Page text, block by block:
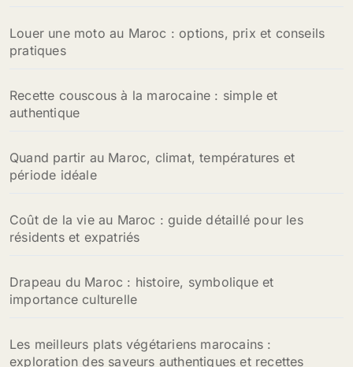
Louer une moto au Maroc : options, prix et conseils
pratiques
Recette couscous à la marocaine : simple et
authentique
Quand partir au Maroc, climat, températures et
période idéale
Coût de la vie au Maroc : guide détaillé pour les
résidents et expatriés
Drapeau du Maroc : histoire, symbolique et
importance culturelle
Les meilleurs plats végétariens marocains :
exploration des saveurs authentiques et recettes